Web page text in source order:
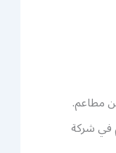
مطاعم.
في شركة